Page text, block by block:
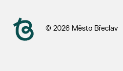
© 2026 Město Břeclav